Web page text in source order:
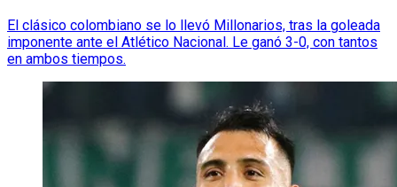
El clásico colombiano se lo llevó Millonarios, tras la goleada
imponente ante el Atlético Nacional. Le ganó 3-0, con tantos
en ambos tiempos.